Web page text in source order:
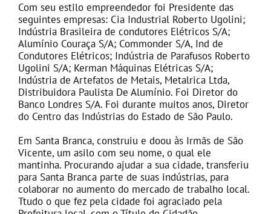
Com seu estilo empreendedor foi Presidente das
seguintes empresas: Cia Industrial Roberto Ugolini;
Indústria Brasileira de condutores Elétricos S/A;
Alumínio Couraça S/A; Commonder S/A, Ind de
Condutores Elétricos; Indústria de Parafusos Roberto
Ugolini S/A; Kerman Máquinas Elétricas S/A;
Indústria de Artefatos de Metais, Metalrica Ltda,
Distribuidora Paulista De Alumínio. Foi Diretor do
Banco Londres S/A. Foi durante muitos anos, Diretor
do Centro das Indústrias do Estado de São Paulo.
Em Santa Branca, construiu e doou às Irmãs de São
Vicente, um asilo com seu nome, o qual ele
mantinha. Procurando ajudar a sua cidade, transferiu
para Santa Branca parte de suas indústrias, para
colaborar no aumento do mercado de trabalho local.
Ttudo o que fez pela cidade foi agraciado pela